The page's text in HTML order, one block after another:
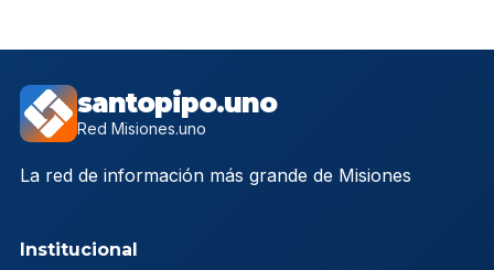
santopipo.uno
Red Misiones.uno
La red de información más grande de Misiones
Institucional